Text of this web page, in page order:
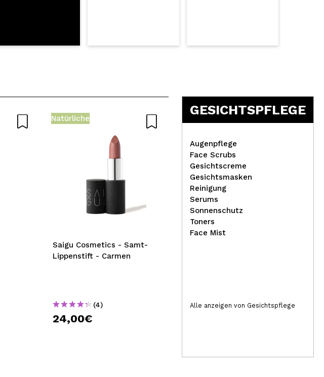
Natürliche
Saigu Cosmetics - Samt-
Lippenstift - Carmen
(4)
24,00€
DUO - Einzelner
Wimpernkleber - Dunkler
Ton
(1)
GESICHTSPFLEGE
Augenpflege
Face Scrubs
Gesichtscreme
Gesichtsmasken
Reinigung
Serums
Sonnenschutz
Toners
Face Mist
Alle anzeigen von Gesichtspflege